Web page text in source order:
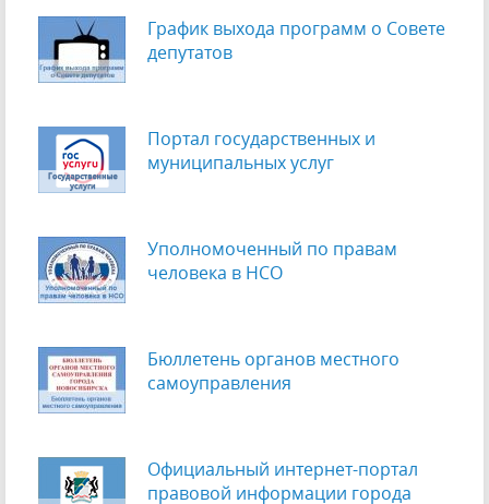
График выхода программ о Cовете
депутатов
Портал государственных и
муниципальных услуг
Уполномоченный по правам
человека в НСО
Бюллетень органов местного
самоуправления
Официальный интернет-портал
правовой информации города